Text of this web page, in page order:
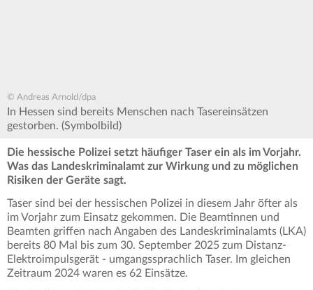
© Andreas Arnold/dpa
In Hessen sind bereits Menschen nach Tasereinsätzen
gestorben. (Symbolbild)
Die hessische Polizei setzt häufiger Taser ein als im Vorjahr.
Was das Landeskriminalamt zur Wirkung und zu möglichen
Risiken der Geräte sagt.
Taser sind bei der hessischen Polizei in diesem Jahr öfter als
im Vorjahr zum Einsatz gekommen. Die Beamtinnen und
Beamten griffen nach Angaben des Landeskriminalamts (LKA)
bereits 80 Mal bis zum 30. September 2025 zum Distanz-
Elektroimpulsgerät - umgangssprachlich Taser. Im gleichen
Zeitraum 2024 waren es 62 Einsätze.